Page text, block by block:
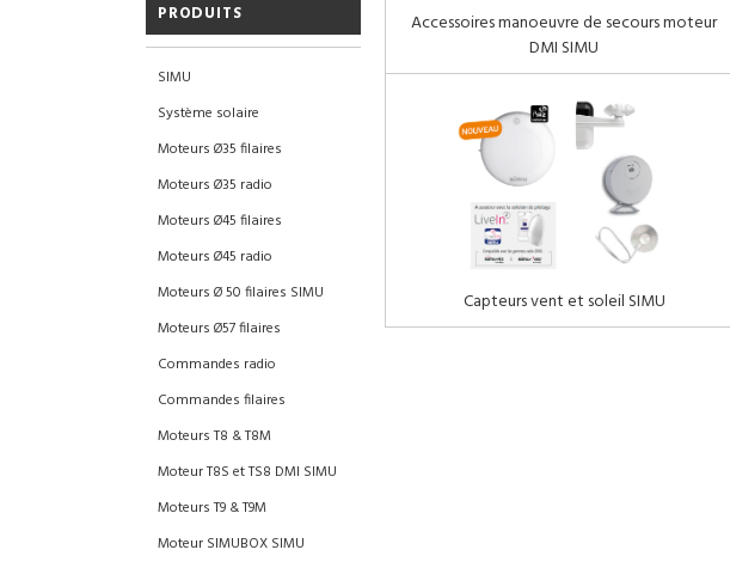
PRODUITS
SIMU
Système solaire
Moteurs Ø35 filaires
Moteurs Ø35 radio
Moteurs Ø45 filaires
Moteurs Ø45 radio
Moteurs Ø 50 filaires SIMU
Moteurs Ø57 filaires
Commandes radio
Commandes filaires
Moteurs T8 & T8M
Moteur T8S et TS8 DMI SIMU
Moteurs T9 & T9M
Moteur SIMUBOX SIMU
Accessoires manoeuvre de secours moteur
DMI SIMU
Capteurs vent et soleil SIMU